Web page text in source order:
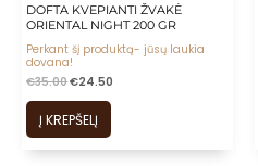
DOFTA KVEPIANTI ŽVAKĖ
ORIENTAL NIGHT 200 GR
Perkant šį produktą- jūsų laukia
dovana!
€35.00€24.50
Į KREPŠELĮ